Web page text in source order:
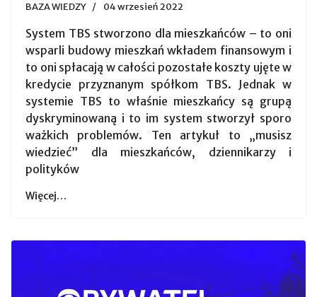
BAZA WIEDZY 04 wrzesień 2022
System TBS stworzono dla mieszkańców – to oni
wsparli budowy mieszkań wkładem finansowym i
to oni spłacają w całości pozostałe koszty ujęte w
kredycie przyznanym spółkom TBS. Jednak w
systemie TBS to właśnie mieszkańcy są grupą
dyskryminowaną i to im system stworzył sporo
ważkich problemów. Ten artykuł to „musisz
wiedzieć” dla mieszkańców, dziennikarzy i
polityków
Więcej…